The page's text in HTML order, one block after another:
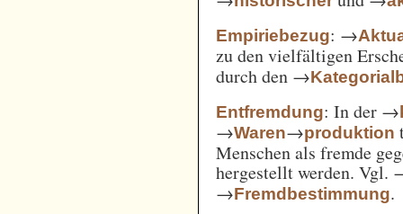
Empiriebezug: →
zu den vielfältigen
durch den →
Entfremdung: In der →
→Waren→produktion
Menschen als fremde
hergestellt werden. Vgl.
→Fremdbestimmung.